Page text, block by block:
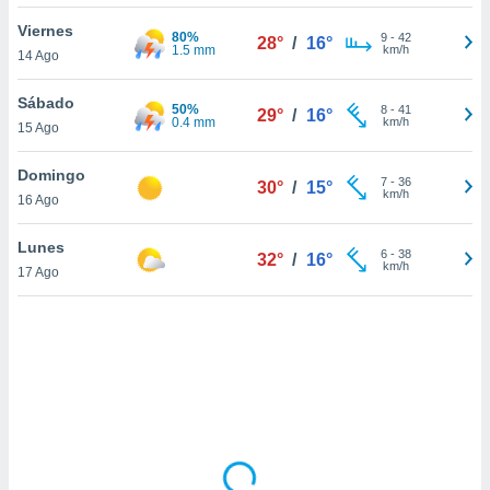
sitio
En
sean
el sitio
ni para
o
Viernes
14 Ago
80%
1.5 mm
28° / 16° 9- 42
km/h
Sábado
15 Ago
50%
0.4 mm
29° / 16° 8- 41
km/h
Domingo
16 Ago
30° / 15° 7- 36
km/h
Lunes
17 Ago
32° / 16° 6- 38
km/h